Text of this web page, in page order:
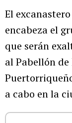
El
encabeza el
que serán
al Pabellón
a cabo en la